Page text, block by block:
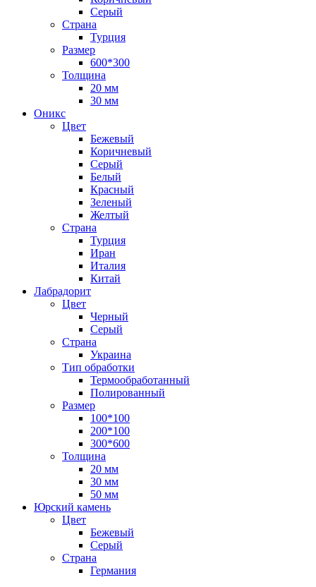
Серый
Страна
Турция
Размер
600*300
Толщина
20 мм
30 мм
Оникс
Цвет
Бежевый
Коричневый
Серый
Белый
Красный
Зеленый
Желтый
Страна
Турция
Иран
Италия
Китай
Лабрадорит
Цвет
Черный
Серый
Страна
Украина
Тип обработки
Термообработанный
Полированный
Размер
100*100
200*100
300*600
Толщина
20 мм
30 мм
50 мм
Юрский камень
Цвет
Бежевый
Серый
Страна
Германия